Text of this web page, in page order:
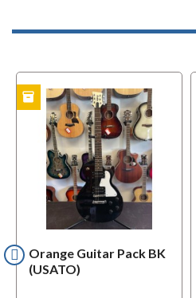
Orange Guitar Pack BK
(USATO)
inventory